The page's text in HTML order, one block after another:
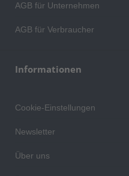
AGB für Unternehmen
AGB für Verbraucher
Informationen
Cookie-Einstellungen
Newsletter
Über uns